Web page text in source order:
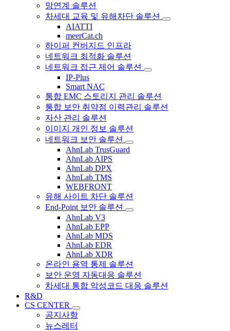
망연계 솔루션
차세대 교육 및 유해차단 솔루션
AIATTI
meerCat.ch
하이퍼 컨버지드 인프라
네트워크 최적화 솔루션
네트워크 접근 제어 솔루션
IP-Plus
Smart NAC
통합 EMC 스토리지 관리 솔루션
통합 보안 취약점 이력관리 솔루션
자산 관리 솔루션
이미지 개인 정보 솔루션
네트워크 보안 솔루션
AhnLab TrusGuard
AhnLab AIPS
AhnLab DPX
AhnLab TMS
WEBFRONT
유해 사이트 차단 솔루션
End-Point 보안 솔루션
AhnLab V3
AhnLab EPP
AhnLab MDS
AhnLab EDR
AhnLab XDR
온라인 용역 통제 솔루션
보안 운영 자동대응 솔루션
차세대 통합 악성코드 대응 솔루션
R&D
CS CENTER
공지사항
뉴스레터